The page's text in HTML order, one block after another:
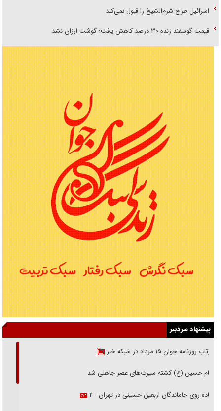
اسرائیل طرح شرم‌الشیخ را قبول نمی‌کند
قیمت گوسفند زنده ۳۰ درصد کاهش یافت؛ گوشت ارزان نشد
پیشنهاد سردبیر
بازتاب روزنامه جوان ۱۵ مرداد در شبکه خبر
امام حسین (ع) کشته سیرت‌های عصر جاهلی شد
پیاده روی جاماندگان اربعین حسینی در تهران - ۲